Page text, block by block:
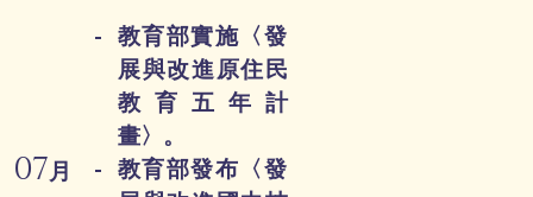
07月
教育部實施〈發
展與改進原住民
教育五年計
畫〉。
教育部發布〈發